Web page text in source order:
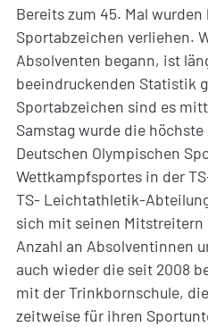
Bereits zum 45. Mal
Sportabzeichen verliehen.
Absolventen begann, ist
beeindruckenden Statistik
Sportabzeichen sind es
Samstag wurde die
Deutschen Olympischen
Wettkampfsportes in der
TS- Leichtathletik-
sich mit seinen Mitstreitern
Anzahl an Absolventinnen
auch wieder die seit 2008
mit der Trinkbornschule,
zeitweise für ihren